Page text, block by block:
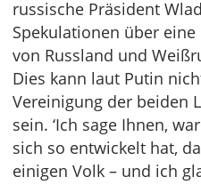
russische Präsident
Spekulationen über
von Russland und
Dies kann laut Putin
Vereinigung der beiden
sein. ‘Ich sage Ihnen,
sich so entwickelt hat,
einigen Volk – und ich